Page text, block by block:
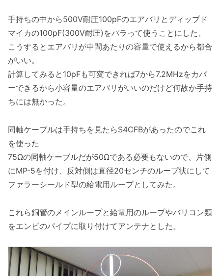
手持ちの中から500V耐圧100pFのエアバリとディップド
マイカの100pF(300V耐圧)をパラって使うことにした、
こうするとエアバリが中間あたりの容量で使えるから都合
がいい。
計算してみると10pFも可変できれば7から7.2MHzをカバ
ーできるから小容量のエアバリがいいのだけど何故か手持
ちには無かった。
同軸ケーブルは手持ちを見たらS4CFBがあったのでこれ
を使った
75Ωの同軸ケーブルだが50Ωである必要もないので、片側
にMP-5を付け、反対側は直径20センチのループ状にして
ファラーシールド型の給電用ループとしてみた。
これら銅管のメインループと給電用のループやバリコン類
をエンビのパイプに取り付けてアンテナとした。